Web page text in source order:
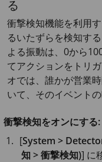
る
衝撃検知機能を利用
るいたずらを検知す
よる振動は、0から
てアクションをトリ
オでは、誰かが営業
いて、そのイベント
衝撃検知をオンにする:
[System >
知 > 衝撃検知)] に